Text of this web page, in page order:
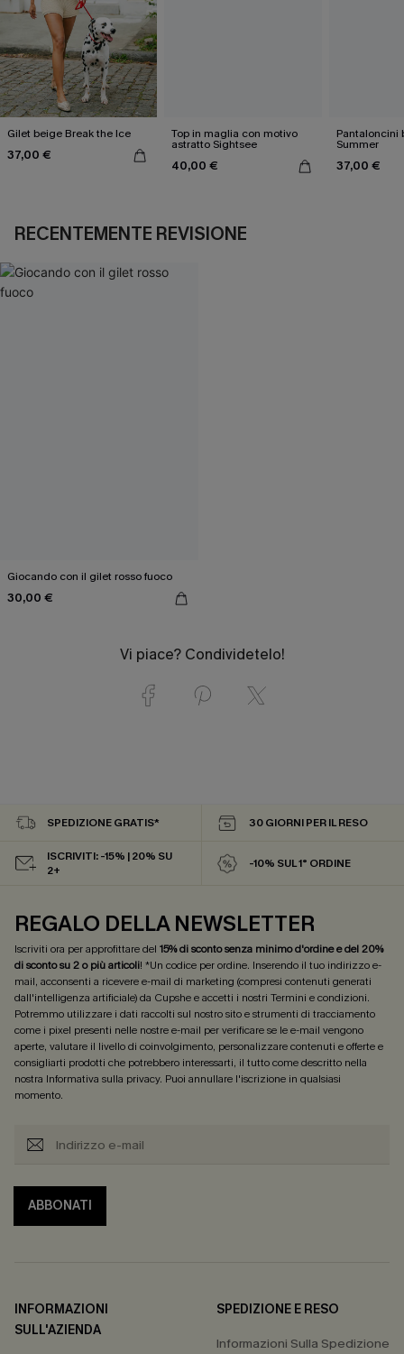
Gilet beige Break the Ice
37,00 €
Top in maglia con motivo
astratto Sightsee
40,00 €
Pantaloncini
Summer
37,00 €
RECENTEMENTE REVISIONE
Giocando con il gilet rosso fuoco
30,00 €
Vi piace? Condividetelo!
SPEDIZIONE GRATIS* 30 GIORNI PER IL RESO
ISCRIVITI: -15% | 20% SU
2+
-10% SUL 1° ORDINE
REGALO DELLA NEWSLETTER
Iscriviti ora per approfittare del 15% di sconto senza minimo d'ordine e del 20%
di sconto su 2 o più articoli! *Un codice per ordine. Inserendo il tuo indirizzo e-
mail, acconsenti a ricevere e-mail di marketing (compresi contenuti generati
dall'intelligenza artificiale) da Cupshe e accetti i nostri Termini e condizioni.
Potremmo utilizzare i dati raccolti sul nostro sito e strumenti di tracciamento
come i pixel presenti nelle nostre e-mail per verificare se le e-mail vengono
aperte, valutare il livello di coinvolgimento, personalizzare contenuti e offerte e
consigliarti prodotti che potrebbero interessarti, il tutto come descritto nella
nostra Informativa sulla privacy. Puoi annullare l'iscrizione in qualsiasi
momento.
ABBONATI
INFORMAZIONI
SULL'AZIENDA
SPEDIZIONE E RESO
Informazioni Sulla Spedizione